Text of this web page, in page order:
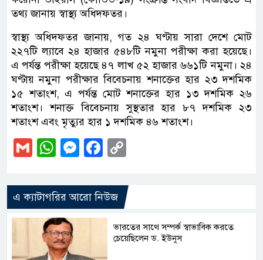
তথ্য জানায় স্বাস্থ্য অধিদফতর।
স্বাস্থ্য অধিদফতর জানায়, গত ২৪ ঘণ্টায় সারা দেশে মোট
২২৭টি ল্যাবে ২৪ হাজার ৫৪৮টি নমুনা পরীক্ষা করা হয়েছে।
এ পর্যন্ত পরীক্ষা হয়েছে ৪৭ লাখ ৫২ হাজার ৬৬১টি নমুনা। ২৪
ঘণ্টায় নমুনা পরীক্ষার বিবেচনায় শনাক্তের হার ২৩ দশমিক
১৫ শতাংশ, এ পর্যন্ত মোট শনাক্তের হার ১৩ দশমিক ২৬
শতাংশ। শনাক্ত বিবেচনায় সুস্থতার হার ৮৭ দশমিক ২৩
শতাংশ এবং মৃত্যুর হার ১ দশমিক ৪৬ শতাংশ।
GmailWhatsApp
Messenger
Facebook
এ ক্যাটাগরির আরো নিউজ
ভারতের সাথে সম্পর্ক স্বাভাবিক করতে
চেয়েছিলেন ড. ইউনূস